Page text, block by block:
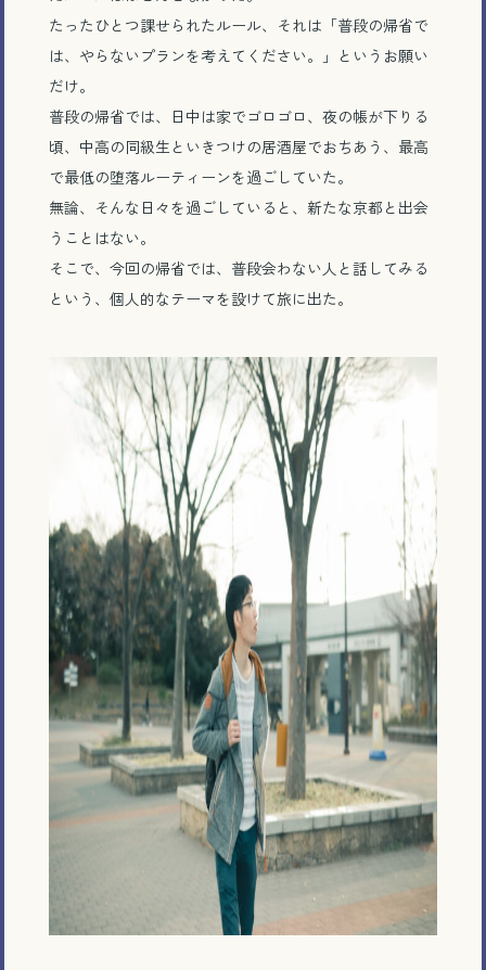
たったひとつ課せられたルール、それは「普段の帰省で
は、やらないプランを考えてください。」というお願い
だけ。
普段の帰省では、日中は家でゴロゴロ、夜の帳が下りる
頃、中高の同級生といきつけの居酒屋でおちあう、最高
で最低の堕落ルーティーンを過ごしていた。
無論、そんな日々を過ごしていると、新たな京都と出会
うことはない。
そこで、今回の帰省では、普段会わない人と話してみる
という、個人的なテーマを設けて旅に出た。